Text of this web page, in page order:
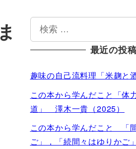
索
最近の投稿
趣味の自己流料理「米麹と
この本から学んだこと「体
道」 澤木一貴（2025）
この本から学んだこと 「
ご」，「続間々はゆりか